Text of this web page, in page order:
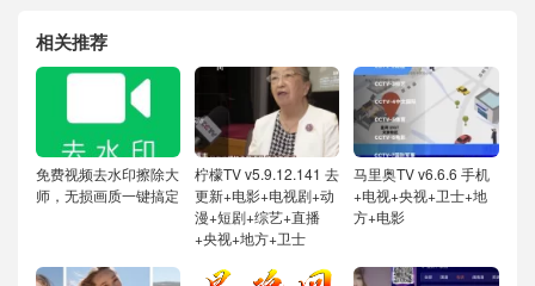
相关推荐
免费视频去水印擦除大
师，无损画质一键搞定
柠檬TV v5.9.12.141 去
更新+电影+电视剧+动
漫+短剧+综艺+直播
+央视+地方+卫士
马里奥TV v6.6.6 手机
+电视+央视+卫士+地
方+电影